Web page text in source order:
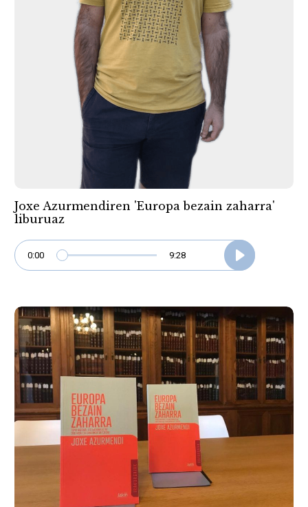
Joxe Azurmendiren 'Europa bezain zaharra'
liburuaz
0:00 9:28